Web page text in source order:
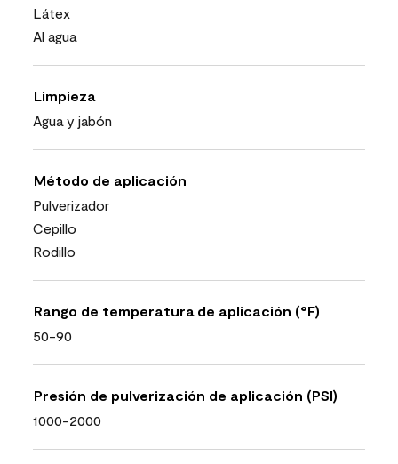
Látex
Al agua
Limpieza
Agua y jabón
Método de aplicación
Pulverizador
Cepillo
Rodillo
Rango de temperatura de aplicación (°F)
50-90
Presión de pulverización de aplicación (PSI)
1000-2000